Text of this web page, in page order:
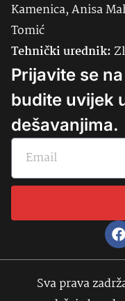
Kamenica, Anisa
Tomić
Tehnički urednik:
Prijavite se
budite uvijek
dešavanjima.
Sva prava